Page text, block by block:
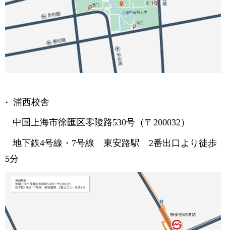
· 浦西校舎
中国上海市徐匯区零陵路530号（〒200032）
地下鉄4号線・7号線 東安路駅 2番出口より徒歩
5分